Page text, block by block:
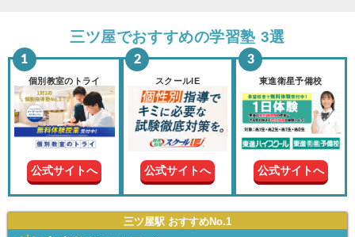
地域・駅 三ツ屋駅
選択されていません
市区町村 選択されていません 変更
現在の
学年
授業形
式
三ツ屋でおすすめの学習塾 3選
個別教室のトライ
公式サイトへ
スクールIE
公式サイトへ
東進衛星予備校
公式サイトへ
三ツ屋駅 おすすめNo.1